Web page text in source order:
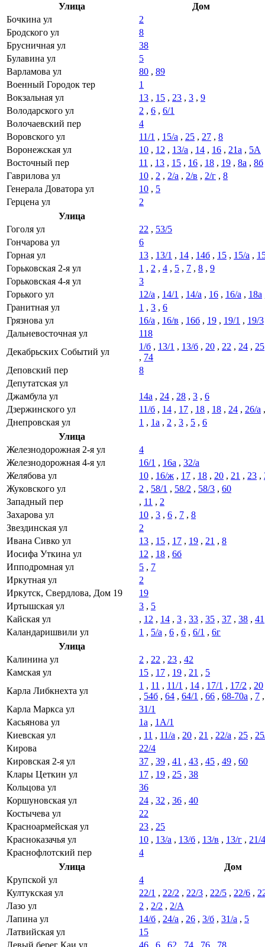
Улица
Дом
Бочкина ул
2
Бродского ул
8
Брусничная ул
38
Булавина ул
5
Варламова ул
80 , 89
Военный Городок тер
1
Вокзальная ул
13 , 15 , 23 , 3 , 9
Володарского ул
2 , 6 , 6/1
Волочаевский пер
4
Воровского ул
11/1 , 15/а , 25 , 27 , 8
Воронежская ул
10 , 12 , 13/а , 14 , 16 , 21а , 5А
Восточный пер
11 , 13 , 15 , 16 , 18 , 19 , 8а , 8б
Гаврилова ул
10 , 2 , 2/а , 2/в , 2/г , 8
Генерала Доватора ул
10 , 5
Герцена ул
2
Улица
Гоголя ул
22 , 53/5
Гончарова ул
6
Горная ул
13 , 13/1 , 14 , 14б , 15 , 15/а ,
Горьковская 2-я ул
1 , 2 , 4 , 5 , 7 , 8 , 9
Горьковская 4-я ул
3
Горького ул
12/а , 14/1 , 14/а , 16 , 16/а , 18а
Гранитная ул
1 , 3 , 6
Грязнова ул
16/а , 16/в , 16б , 19 , 19/1 , 19/3
Дальневосточная ул
118
Декабрьских Событий ул
1/б , 13/1 , 13/б , 20 , 22 , 24 , 25
, 74
Деповский пер
8
Депутатская ул
Джамбула ул
14а , 24 , 28 , 3 , 6
Дзержинского ул
11/б , 14 , 17 , 18 , 18 , 24 , 26/а
Днепровская ул
1 , 1а , 2 , 3 , 5 , 6
Улица
Железнодорожная 2-я ул
4
Железнодорожная 4-я ул
16/1 , 16а , 32/а
Желябова ул
10 , 16/ж , 17 , 18 , 20 , 21 , 23 ,
Жуковского ул
2 , 58/1 , 58/2 , 58/3 , 60
Западный пер
, 11 , 2
Захарова ул
10 , 3 , 6 , 7 , 8
Звездинская ул
2
Ивана Сивко ул
13 , 15 , 17 , 19 , 21 , 8
Иосифа Уткина ул
12 , 18 , 6б
Ипподромная ул
5 , 7
Иркутная ул
2
Иркутск, Свердлова, Дом 19
19
Иртышская ул
3 , 5
Кайская ул
, 12 , 14 , 3 , 33 , 35 , 37 , 38 , 41
Каландаришвили ул
1 , 5/а , 6 , 6 , 6/1 , 6г
Улица
Калинина ул
2 , 22 , 23 , 42
Камская ул
15 , 17 , 19 , 21 , 5
Карла Либкнехта ул
1 , 11 , 11/1 , 14 , 17/1 , 17/2 , 20
, 54б , 64 , 64/1 , 66 , 68-70а , 7
Карла Маркса ул
31/1
Касьянова ул
1а , 1А/1
Киевская ул
, 11 , 11/а , 20 , 21 , 22/а , 25 ,
Кирова
22/4
Кировская 2-я ул
37 , 39 , 41 , 43 , 45 , 49 , 60
Клары Цеткин ул
17 , 19 , 25 , 38
Кольцова ул
36
Коршуновская ул
24 , 32 , 36 , 40
Костычева ул
22
Красноармейская ул
23 , 25
Красноказачья ул
10 , 13/а , 13/б , 13/в , 13/г , 21/4
Краснофлотский пер
4
Улица
Дом
Крупской ул
4
Култукская ул
22/1 , 22/2 , 22/3 , 22/5 , 22/6 ,
Лазо ул
2 , 2/2 , 2/А
Лапина ул
14/б , 24/а , 26 , 3/б , 31/а , 5
Латвийская ул
15
Левый берег Каи ул
46 6 62 74 76 78